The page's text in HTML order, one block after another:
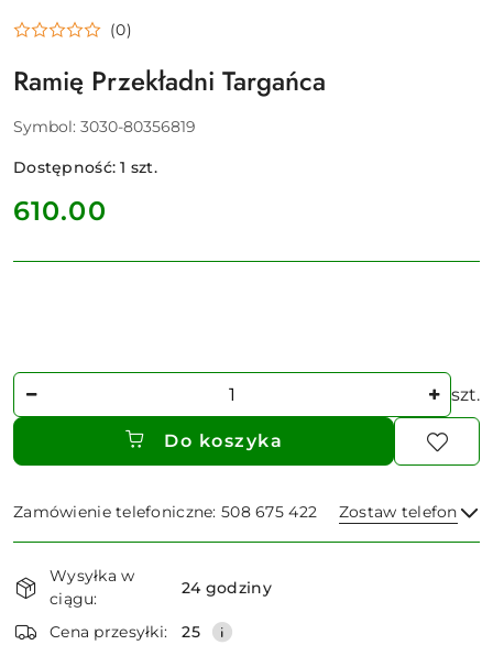
(0)
Ramię Przekładni Targańca
Symbol: 3030-80356819
Dostępność:1 szt.
cena:
610.00
Ilość szt.
Do koszyka
Zamówienie telefoniczne: 508 675 422 Zostaw telefon
i
dostawa
Wysyłka w
ciągu:
24 godziny
Cena przesyłki: 25